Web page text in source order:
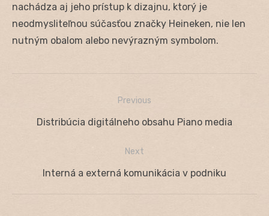
nachádza aj jeho prístup k dizajnu, ktorý je
neodmysliteľnou súčasťou značky Heineken, nie len
nutným obalom alebo nevýrazným symbolom.
Navigácia
Previous
Previous
Distribúcia digitálneho obsahu Piano media
Next
Next
Interná a externá komunikácia v podniku